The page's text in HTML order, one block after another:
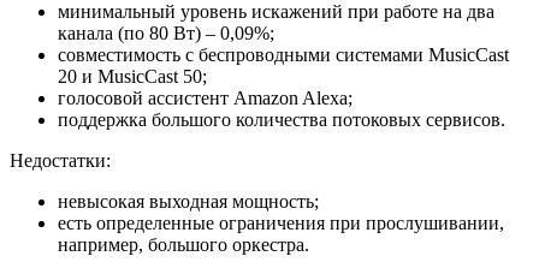
минимальный уровень искажений при работе на два
канала (по 80 Вт) – 0,09%;
совместимость с беспроводными системами MusicCast
20 и MusicCast 50;
голосовой ассистент Amazon Alexa;
поддержка большого количества потоковых сервисов.
Недостатки:
невысокая выходная мощность;
есть определенные ограничения при прослушивании,
например, большого оркестра.